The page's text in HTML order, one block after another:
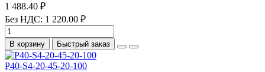
1 488.40 ₽
Без НДС: 1 220.00 ₽
В корзину Быстрый заказ
P40-S4-20-45-20-100